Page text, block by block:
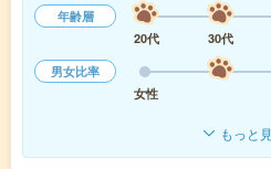
年齢層
20代
30代
男女比率
女性
もっと